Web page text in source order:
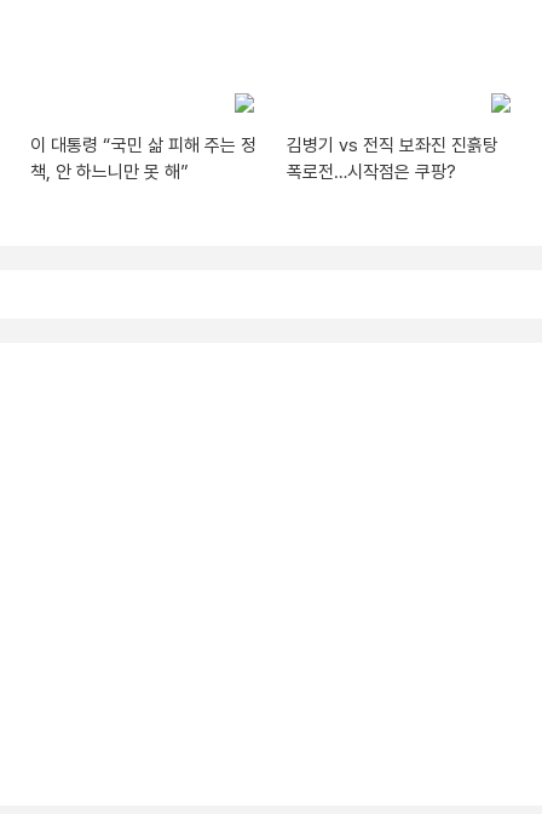
이 대통령 “국민 삶 피해 주는 정
책, 안 하느니만 못 해”
김병기 vs 전직 보좌진 진흙탕
폭로전…시작점은 쿠팡?